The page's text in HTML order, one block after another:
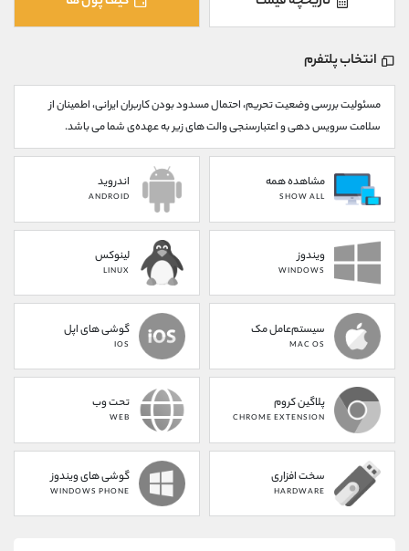
انتخاب پلتفرم
مسئولیت بررسی وضعیت تحریم، احتمال مسدود بودن کاربران ایرانی، اطمینان از
سلامت سرویس دهی و اعتبارسنجی والت های زیر به عهده‌ی شما می باشد.
مشاهده همه
SHOW ALL
اندروید
ANDROID
ویندوز
WINDOWS
لینوکس
LINUX
سیستم‌عامل مک
MAC OS
گوشی های اپل
IOS
پلاگین کروم
CHROME EXTENSION
تحت وب
WEB
سخت افزاری
HARDWARE
گوشی های ویندوز
WINDOWS PHONE
@alirezamehrabi_official